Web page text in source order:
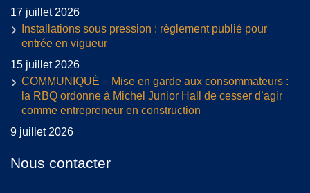
17 juillet 2026
Installations sous pression : règlement publié pour
entrée en vigueur
15 juillet 2026
COMMUNIQUÉ – Mise en garde aux consommateurs :
la RBQ ordonne à Michel Junior Hall de cesser d’agir
comme entrepreneur en construction
9 juillet 2026
Nous contacter